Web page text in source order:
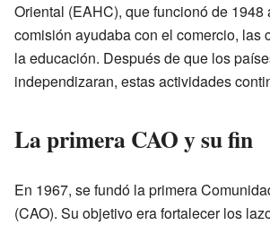
Oriental (EAHC), que funcionó de 1948
comisión ayudaba con el comercio, las
la educación. Después de que los
independizaran, estas actividades
La primera CAO y su fin
En 1967, se fundó la primera
(CAO). Su objetivo era fortalecer los